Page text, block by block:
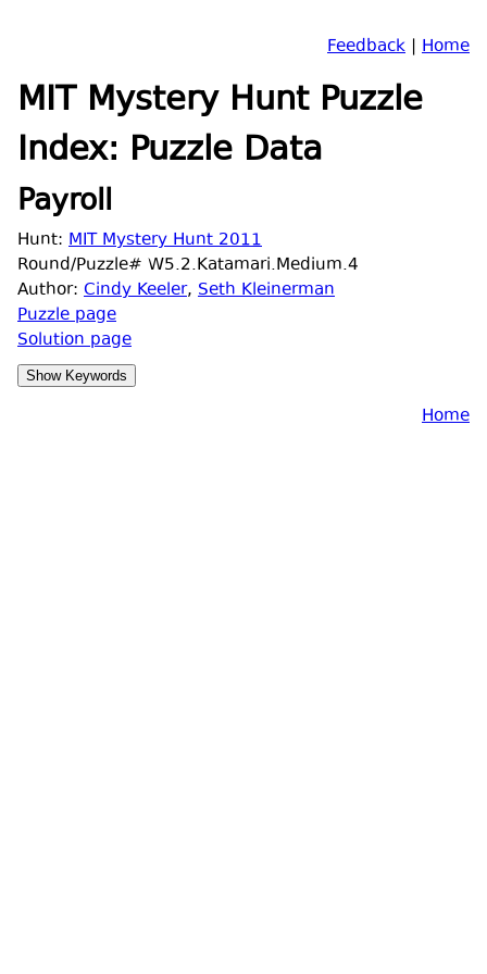
Feedback | Home
MIT Mystery Hunt Puzzle
Index: Puzzle Data
Payroll
Hunt: MIT Mystery Hunt 2011
Round/Puzzle# W5.2.Katamari.Medium.4
Author: Cindy Keeler, Seth Kleinerman
Puzzle page
Solution page
Home